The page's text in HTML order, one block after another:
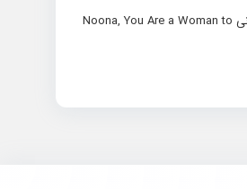
دانلود برنامه تلویزیونی Noona, You Are a Woman to